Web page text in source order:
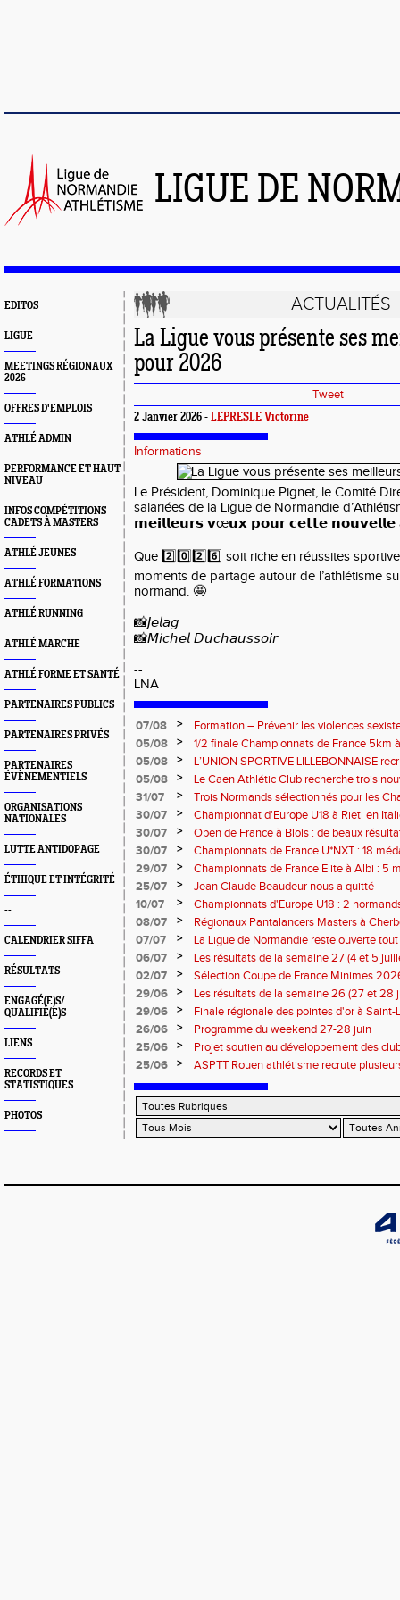
LIGUE DE
EDITOS
LIGUE
MEETINGS RÉGIONAUX
2026
OFFRES D'EMPLOIS
ATHLÉ ADMIN
PERFORMANCE ET HAUT
NIVEAU
INFOS COMPÉTITIONS
CADETS À MASTERS
ATHLÉ JEUNES
ATHLÉ FORMATIONS
ATHLÉ RUNNING
ATHLÉ MARCHE
ATHLÉ FORME ET SANTÉ
PARTENAIRES PUBLICS
PARTENAIRES PRIVÉS
PARTENAIRES
ÉVÈNEMENTIELS
ORGANISATIONS
NATIONALES
LUTTE ANTIDOPAGE
ÉTHIQUE ET INTÉGRITÉ
--
CALENDRIER SIFFA
RÉSULTATS
ENGAGÉ(E)S/
QUALIFIÉ(E)S
LIENS
RECORDS ET
STATISTIQUES
PHOTOS
ACTUALITÉS
La Ligue vous présente ses
pour 2026
Tweet
2 Janvier 2026 - LEPRESLE Victorine
Informations
Le Président, Dominique Pignet, le Comité
salariées de la Ligue de Normandie
𝗺𝗲𝗶𝗹𝗹𝗲𝘂𝗿𝘀 𝘃œ𝘂𝘅 𝗽𝗼𝘂𝗿 𝗰𝗲𝘁𝘁𝗲 𝗻𝗼𝘂𝘃𝗲𝗹𝗹𝗲
Que 2️⃣0️⃣2️⃣6️⃣ soit riche en réussites
moments de partage autour de l’athlétisme
normand. 🤩
📸𝘑𝘦𝘭𝘢𝘨
📸𝘔𝘪𝘤𝘩𝘦𝘭 𝘋𝘶𝘤𝘩𝘢𝘶𝘴𝘴𝘰𝘪𝘳
--
LNA
07/08 >
Formation – Prévenir les violences
: le 26 septembre 2026
05/08 >
1/2 finale Championnats de France 5km
13 septembre 2026 : les informations
05/08 >
L’UNION SPORTIVE LILLEBONNAISE
rentrée 2026
05/08 >
Le Caen Athlétic Club recherche trois
civique à compter de septembre 2026
31/07 >
Trois Normands sélectionnés pour les
Eugene !
30/07 >
Championnat d'Europe U18 à Rieti en
normands
30/07 >
Open de France à Blois : de beaux
30/07
>
Championnats de France U*NXT : 18
29/07
>
Championnats de France Elite à Albi : 5
titres !
25/07 >
Jean Claude Beaudeur nous a quitté
10/07
>
Championnats d'Europe U18 : 2
08/07
>
Régionaux Pantalancers Masters à
07/07
>
La Ligue de Normandie reste ouverte tout
06/07
>
Les résultats de la semaine 27 (4 et 5
02/07
>
Sélection Coupe de France Minimes
29/06
>
Les résultats de la semaine 26 (27 et 28
29/06
>
Finale régionale des pointes d'or à
informations
26/06 >
Programme du weekend 27-28 juin
25/06
>
Projet soutien au développement des
25/06
> ASPTT Rouen athlétisme recrute